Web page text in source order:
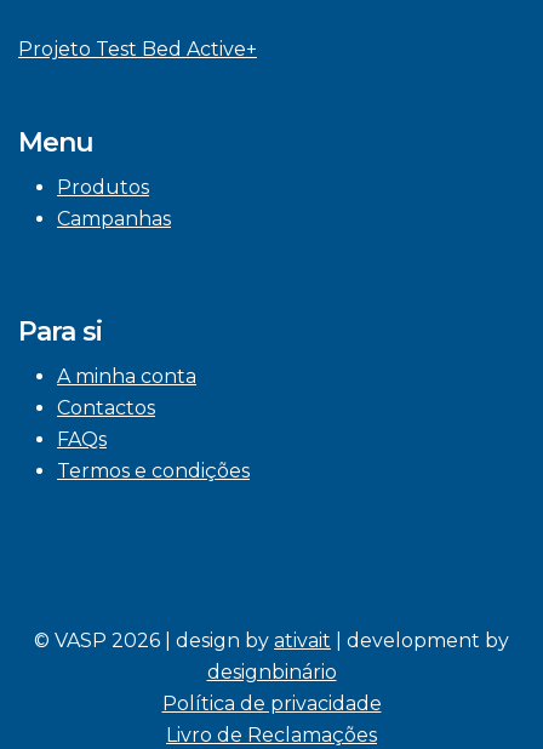
Projeto Test Bed Active+
Menu
Produtos
Campanhas
Para si
A minha conta
Contactos
FAQs
Termos e condições
© VASP 2026 | design by ativait | development by
designbinário
Política de privacidade
Livro de Reclamações